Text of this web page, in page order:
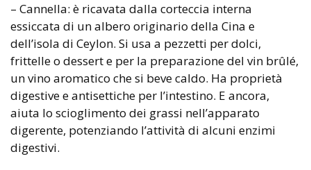
– Cannella: è ricavata dalla corteccia interna
essiccata di un albero originario della Cina e
dell’isola di Ceylon. Si usa a pezzetti per dolci,
frittelle o dessert e per la preparazione del vin brûlé,
un vino aromatico che si beve caldo. Ha proprietà
digestive e antisettiche per l’intestino. E ancora,
aiuta lo scioglimento dei grassi nell’apparato
digerente, potenziando l’attività di alcuni enzimi
digestivi.